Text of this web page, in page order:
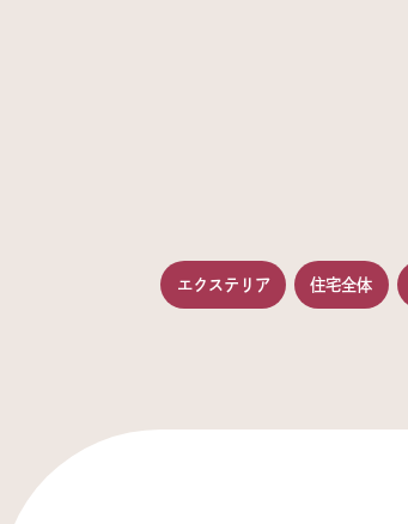
エクステリア 住宅全体